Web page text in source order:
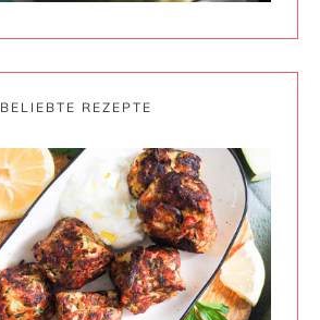
BELIEBTE REZEPTE